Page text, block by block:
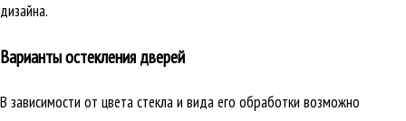
дизайна.
Варианты остекления дверей
В зависимости от цвета стекла и вида его обработки возможно